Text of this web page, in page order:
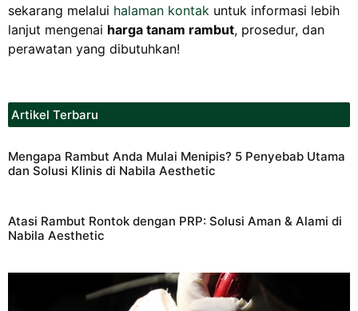
sekarang melalui halaman kontak untuk informasi lebih
lanjut mengenai harga tanam rambut, prosedur, dan
perawatan yang dibutuhkan!
Artikel Terbaru
Mengapa Rambut Anda Mulai Menipis? 5 Penyebab Utama
dan Solusi Klinis di Nabila Aesthetic
Atasi Rambut Rontok dengan PRP: Solusi Aman & Alami di
Nabila Aesthetic